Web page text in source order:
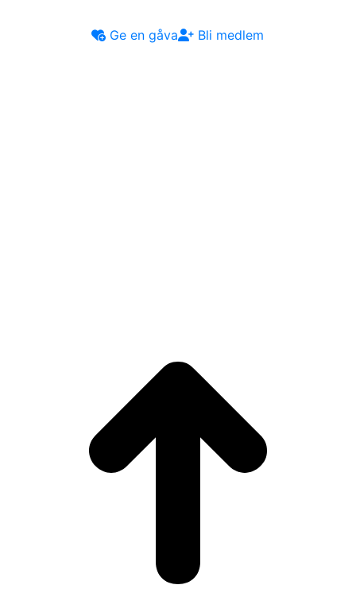
Ge en gåva Bli medlem